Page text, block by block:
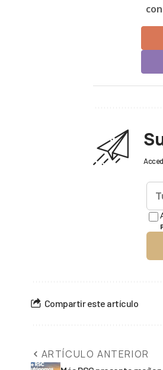
Compartir este artículo
ARTÍCULO ANTERIOR